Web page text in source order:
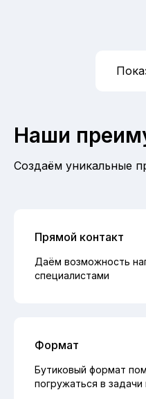
Наши
Создаём уникальные
Прямой контакт
Даём возможность
специалистами
Формат
Бутиковый формат
погружаться в задачи